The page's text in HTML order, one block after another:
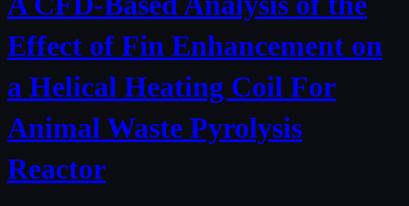
e
s
_
h
t
Effect of Fin Enhancement on
a Helical Heating Coil For
Animal Waste Pyrolysis
Reactor